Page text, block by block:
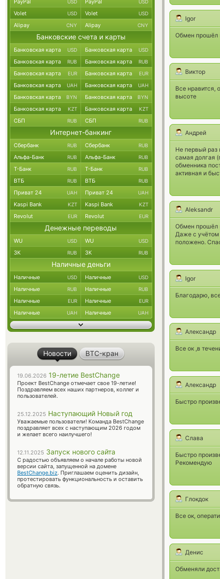
Igor
Обмен прошёл
Виктор
Все нравится,
высоте
Андрей
Не первый раз
самая долгая
обменника
активная и
Aleksandr
Обмен прошёл
Даже с учётом
положено.
Igor
Благодарю,
Александр
Все ок ,в
Александр
Быстро
Слава
Быстро
Рекомендую
Глокдок
Все ок,
Денис
Обменяли
PayPal USD PayPal USD
Volet USD Volet USD
Alipay CNY Alipay CNY
Банковские счета и карты
Банковская карта USD Банковская карта USD
Банковская карта RUB Банковская карта RUB
Банковская карта EUR Банковская карта EUR
Банковская карта UAH Банковская карта UAH
Банковская карта BYN Банковская карта BYN
Банковская карта KZT Банковская карта KZT
СБП RUB СБП RUB
Интернет-банкинг
Сбербанк RUB Сбербанк RUB
Альфа-Банк RUB Альфа-Банк RUB
Т-Банк RUB Т-Банк RUB
ВТБ RUB ВТБ RUB
Приват 24 UAH Приват 24 UAH
Kaspi Bank KZT Kaspi Bank KZT
Revolut EUR Revolut EUR
Денежные переводы
WU USD WU USD
ЗК RUB ЗК RUB
Наличные деньги
Наличные USD Наличные USD
Наличные RUB Наличные RUB
Наличные EUR Наличные EUR
Наличные UAH Наличные UAH
Новости BTC-кран
19.06.2026 19-летие BestChange
Проект BestChange отмечает свое 19-летие!
Поздравляем всех наших партнеров, коллег и
пользователей.
25.12.2025 Наступающий Новый год
Уважаемые пользователи! Команда BestChange
поздравляет всех с наступающим 2026 годом
и желает всего наилучшего!
12.11.2025 Запуск нового сайта
С радостью объявляем о начале работы новой
версии сайта, запущенной на домене
BestChange.biz. Приглашаем оценить дизайн,
протестировать функциональность и оставить
обратную связь.